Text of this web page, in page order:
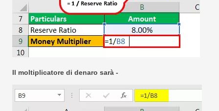
Il moltiplicatore di denaro sarà -